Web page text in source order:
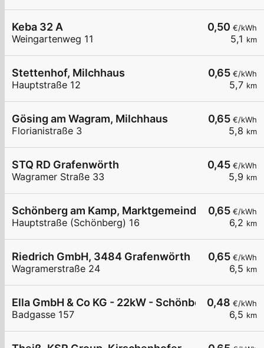
0,50 €/kWh
5,1 km
Keba 32 A
Weingartenweg 11
0,65 €/kWh
5,7 km
Stettenhof, Milchhaus
Hauptstraße 12
0,65 €/kWh
5,8 km
Gösing am Wagram, Milchhaus
Florianistraße 3
0,45 €/kWh
5,9 km
STQ RD Grafenwörth
Wagramer Straße 33
0,65 €/kWh
6,2 km
Schönberg am Kamp, Marktgemeinde
Hauptstraße (Schönberg) 16
0,65 €/kWh
6,5 km
Riedrich GmbH, 3484 Grafenwörth
Wagramerstraße 24
0,48 €/kWh
6,5 km
Ella GmbH & Co KG - 22kW - Schönberg am
Badgasse 157